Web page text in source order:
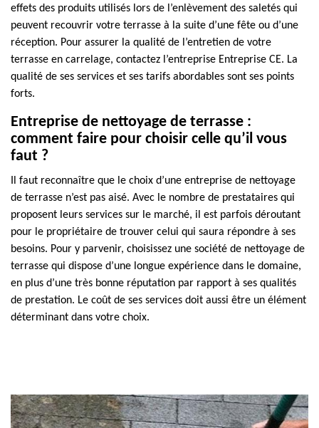
effets des produits utilisés lors de l’enlèvement des saletés qui
peuvent recouvrir votre terrasse à la suite d’une fête ou d’une
réception. Pour assurer la qualité de l’entretien de votre
terrasse en carrelage, contactez l’entreprise Entreprise CE. La
qualité de ses services et ses tarifs abordables sont ses points
forts.
Entreprise de nettoyage de terrasse :
comment faire pour choisir celle qu’il vous
faut ?
Il faut reconnaître que le choix d’une entreprise de nettoyage
de terrasse n’est pas aisé. Avec le nombre de prestataires qui
proposent leurs services sur le marché, il est parfois déroutant
pour le propriétaire de trouver celui qui saura répondre à ses
besoins. Pour y parvenir, choisissez une société de nettoyage de
terrasse qui dispose d’une longue expérience dans le domaine,
en plus d’une très bonne réputation par rapport à ses qualités
de prestation. Le coût de ses services doit aussi être un élément
déterminant dans votre choix.